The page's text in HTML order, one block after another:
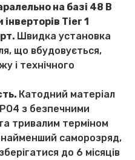
на базі 48 В
Tier 1
Швидка установка
що вбудовується,
і технічного
Катодний матеріал
з безпечними
тривалим терміном
саморозряд,
до 6 місяців